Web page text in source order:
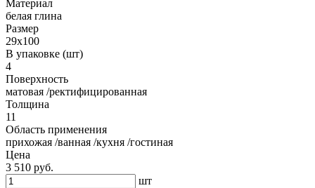
Материал
белая глина
Размер
29x100
В упаковке (шт)
4
Поверхность
матовая /ректифицированная
Толщина
11
Область применения
прихожая /ванная /кухня /гостиная
Цена
3 510 руб.
шт